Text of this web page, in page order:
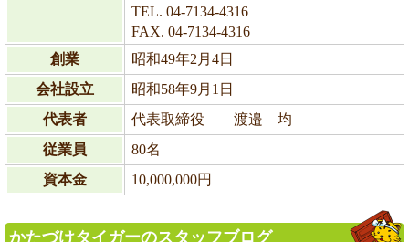
TEL. 04-7134-4316
FAX. 04-7134-4316
創業
昭和49年2月4日
会社設立
昭和58年9月1日
代表者
代表取締役 渡邉 均
従業員
80名
資本金
10,000,000円
かたづけタイガーのスタッフブログ